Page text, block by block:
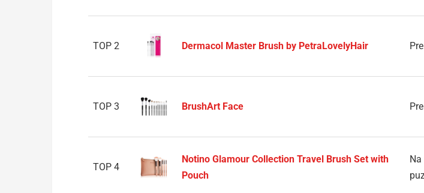
TOP 2 Dermacol Master Brush by PetraLovelyHair
TOP 3 BrushArt Face
TOP 4
Notino Glamour Collection Travel Brush Set with
Pouch